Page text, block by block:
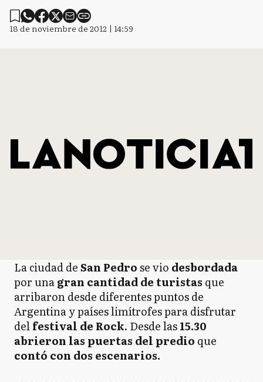
18 de noviembre de 2012 | 14:59
La ciudad deSan Pedrose vio desbordada
por unagran cantidad de turistas que
arribaron desde diferentes puntos de
Argentina y países limítrofes para disfrutar
delfestival de Rock. Desde las15.30
abrieron las puertas del predio que
contó con dos escenarios.